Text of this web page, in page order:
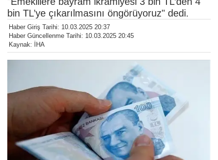
bin TL’ye çıkarılmasını öngörüyoruz" dedi.
Haber Giriş Tarihi: 10.03.2025 20:37
Haber Güncellenme Tarihi: 10.03.2025 20:45
Kaynak: İHA